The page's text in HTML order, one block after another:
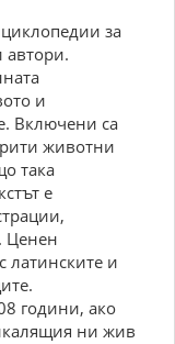
за
автори.
и
Включени са
животни
така
е
Ценен
латинските и
години, ако
ни жив